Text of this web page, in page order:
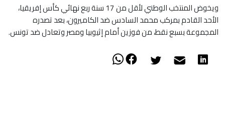
ويخوض المنتخب الوطني لأقل من 17 سنة ربع نهائي كأس إفريقيا،
الأحد القادم بمركب محمد السادس ضد الكاميرون، بعد تصدره
المجموعة بسبع نقط، من فوزين أمام إثيوبيا ومصر وتعادل ضد تونس.